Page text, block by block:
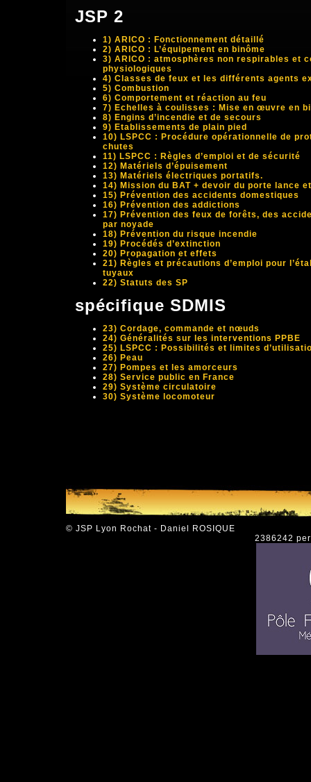
JSP 2
1) ARICO : Fonctionnement détaillé
2) ARICO : L’équipement en binôme
3) ARICO : atmosphères non respirables et
physiologiques
4) Classes de feux et les différents agents
5) Combustion
6) Comportement et réaction au feu
7) Echelles à coulisses : Mise en œuvre en
8) Engins d’incendie et de secours
9) Etablissements de plain pied
10) LSPCC : Procédure opérationnelle de
chutes
11) LSPCC : Règles d’emploi et de sécurité
12) Matériels d’épuisement
13) Matériels électriques portatifs.
14) Mission du BAT + devoir du porte lance
15) Prévention des accidents domestiques
16) Prévention des addictions
17) Prévention des feux de forêts, des
par noyade
18) Prévention du risque incendie
19) Procédés d’extinction
20) Propagation et effets
21) Règles et précautions d’emploi pour
tuyaux
22) Statuts des SP
spécifique SDMIS
23) Cordage, commande et nœuds
24) Généralités sur les interventions PPBE
25) LSPCC : Possibilités et limites
26) Peau
27) Pompes et les amorceurs
28) Service public en France
29) Système circulatoire
30) Système locomoteur
© JSP Lyon Rochat - Daniel ROSIQUE
2386242